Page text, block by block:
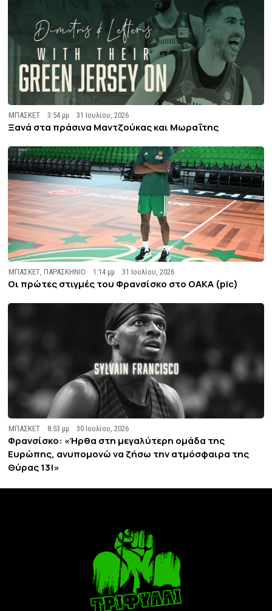
ΜΠΑΣΚΕΤ 3:54 μμ 31 Ιουλίου, 2026
Ξανά στα πράσινα Μαντζούκας και Μωραΐτης
ΜΠΑΣΚΕΤ ,ΠΑΡΑΣΚΗΝΙΟ 1:14 μμ 31 Ιουλίου, 2026
Οι πρώτες στιγμές του Φρανσίσκο στο ΟΑΚΑ (pic)
ΜΠΑΣΚΕΤ 8:53 μμ 30 Ιουλίου, 2026
Φρανσίσκο: «Ήρθα στη μεγαλύτερη ομάδα της
Ευρώπης, ανυπομονώ να ζήσω την ατμόσφαιρα της
Θύρας 13!»